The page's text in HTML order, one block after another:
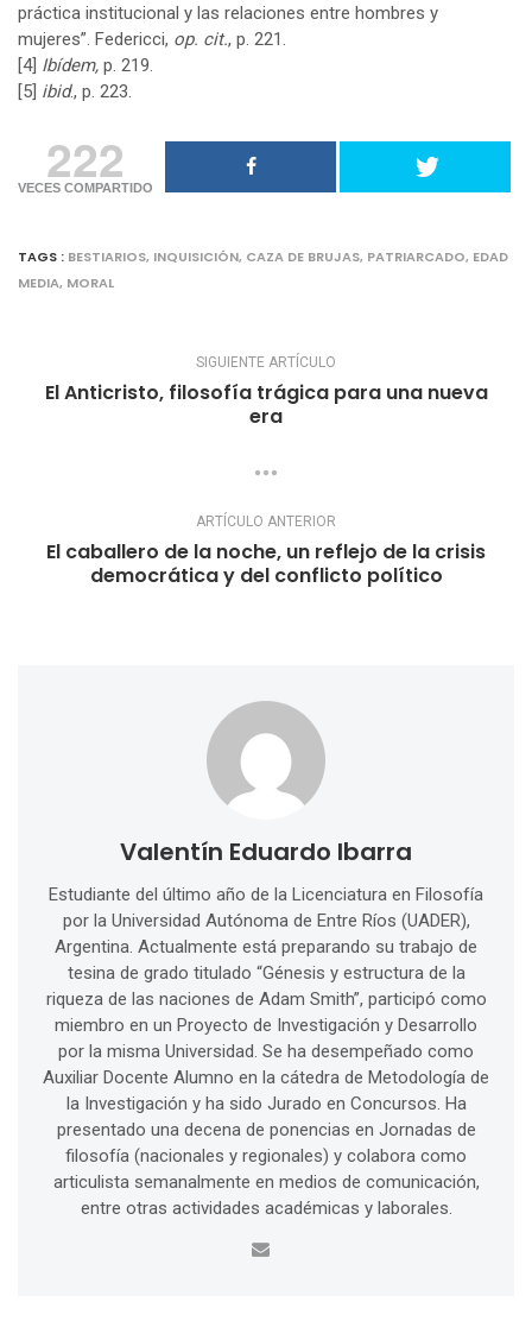
práctica institucional y las relaciones entre hombres y
mujeres”. Federicci, op. cit., p. 221.
[4] Ibídem, p. 219.
[5] ibid., p. 223.
222
VECES COMPARTIDO
TAGS : BESTIARIOS, INQUISICIÓN, CAZA DE BRUJAS, PATRIARCADO, EDAD
MEDIA, MORAL
SIGUIENTE ARTÍCULO
El Anticristo, filosofía trágica para una nueva
era
ARTÍCULO ANTERIOR
El caballero de la noche, un reflejo de la crisis
democrática y del conflicto político
Valentín Eduardo Ibarra
Estudiante del último año de la Licenciatura en Filosofía
por la Universidad Autónoma de Entre Ríos (UADER),
Argentina. Actualmente está preparando su trabajo de
tesina de grado titulado “Génesis y estructura de la
riqueza de las naciones de Adam Smith”, participó como
miembro en un Proyecto de Investigación y Desarrollo
por la misma Universidad. Se ha desempeñado como
Auxiliar Docente Alumno en la cátedra de Metodología de
la Investigación y ha sido Jurado en Concursos. Ha
presentado una decena de ponencias en Jornadas de
filosofía (nacionales y regionales) y colabora como
articulista semanalmente en medios de comunicación,
entre otras actividades académicas y laborales.